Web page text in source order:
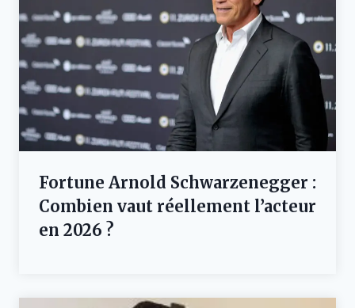
Fortune Arnold Schwarzenegger :
Combien vaut réellement l’acteur
en 2026 ?